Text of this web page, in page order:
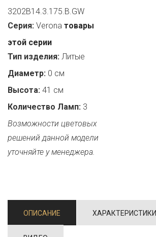
3202B14.3.175.B.GW
Серия: Verona товары
этой серии
Тип изделия: Литые
Диаметр: 0 см
Высота: 41 см
Количество Ламп: 3
Возможности цветовых
решений данной модели
уточняйте у менеджера.
ОПИСАНИЕ ХАРАКТЕРИСТИКИ